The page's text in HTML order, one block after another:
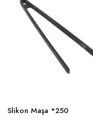
Slikon Maşa *250